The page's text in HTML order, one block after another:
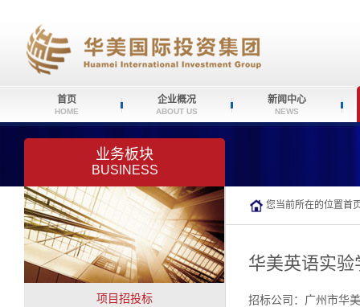
首页
HOME
企业概况
ABOUT US
新闻中心
NEWS
业务板块
BUSINESS
项目招投标
您当前所在的位置首
华美英语实
招标公司：广州市华